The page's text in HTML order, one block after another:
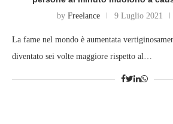
by Freelance 9 Luglio 2021
La fame nel mondo è aumentata
diventato sei volte maggiore rispetto al…